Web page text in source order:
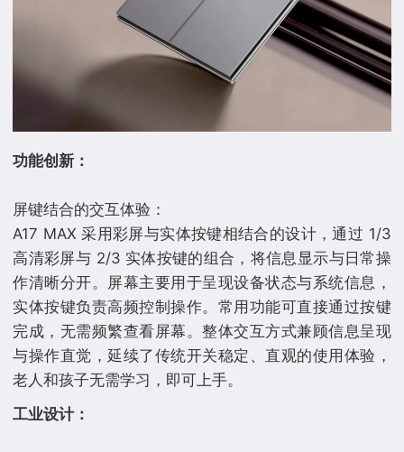
功能创新：
屏键结合的交互体验：
A17 MAX 采用彩屏与实体按键相结合的设计，通过 1/3
高清彩屏与 2/3 实体按键的组合，将信息显示与日常操
作清晰分开。屏幕主要用于呈现设备状态与系统信息，
实体按键负责高频控制操作。常用功能可直接通过按键
完成，无需频繁查看屏幕。整体交互方式兼顾信息呈现
与操作直觉，延续了传统开关稳定、直观的使用体验，
⼯业设计：